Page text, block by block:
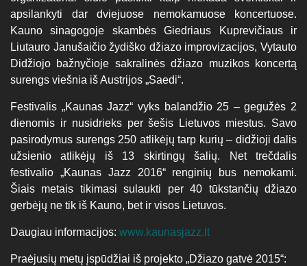
apsilankyti dar dviejuose nemokamuose koncertuose.
Kauno sinagogoje skambės Giedriaus Kuprevičiaus ir
Liutauro Janušaičio žydiško džiazo improvizacijos, Vytauto
Didžiojo bažnyčioje sakralinės džiazo muzikos koncertą
surengs viešnia iš Austrijos „Saedi“.
Festivalis „Kaunas Jazz“ vyks balandžio 25 – gegužės 2
dienomis ir nusidrieks per šešis Lietuvos miestus. Savo
pasirodymus surengs 250 atlikėjų tarp kurių – didžioji dalis
užsienio atlikėjų iš 13 skirtingų šalių. Net trečdalis
festivalio „Kaunas Jazz 2016“ renginių bus nemokami.
Šiais metais tikimasi sulaukti per 40 tūkstančių džiazo
gerbėjų ne tik iš Kauno, bet ir visos Lietuvos.
Daugiau informacijos: www.kaunasjazz.lt
Praėjusių metų įspūdžiai iš projekto „Džiazo gatvė 2015“: